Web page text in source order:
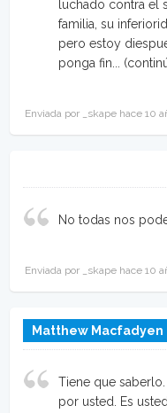
luchado contra el
familia, su
pero estoy
ponga fin...
Enviada por _skape hace 10
No todas nos
Enviada por _skape hace 10
Matthew Macfadyen
Tiene que
por usted. Es